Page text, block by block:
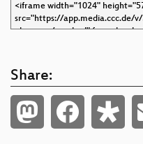
Share: